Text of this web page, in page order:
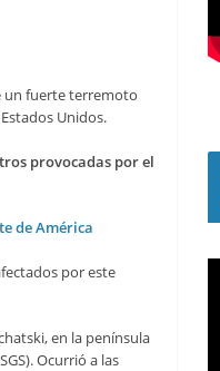
un fuerte terremoto
Unidos.
provocadas por el
de América
por este
en la península
Ocurrió a las